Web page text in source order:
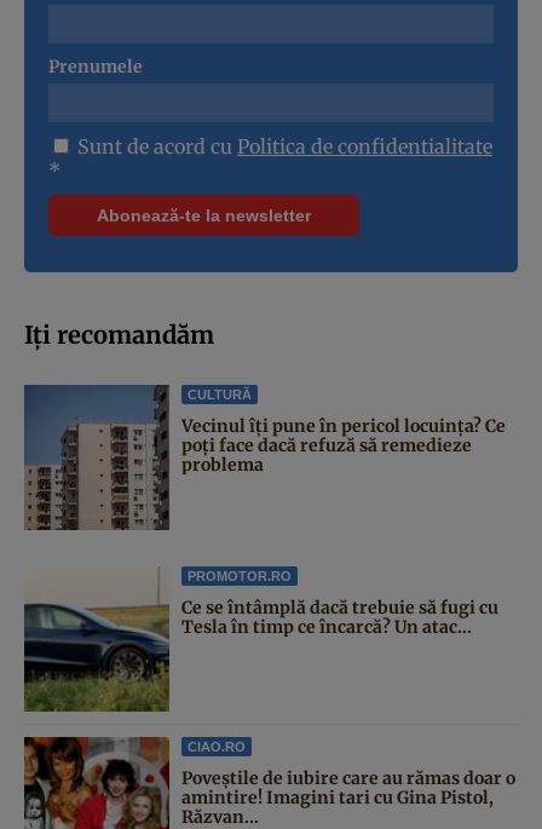
Prenumele
Sunt de acord cu Politica de confidentialitate
*
Iți recomandăm
CULTURĂ
Vecinul îți pune în pericol locuința? Ce
poți face dacă refuză să remedieze
problema
PROMOTOR.RO
Ce se întâmplă dacă trebuie să fugi cu
Tesla în timp ce încarcă? Un atac...
CIAO.RO
Poveştile de iubire care au rămas doar o
amintire! Imagini tari cu Gina Pistol,
Răzvan...